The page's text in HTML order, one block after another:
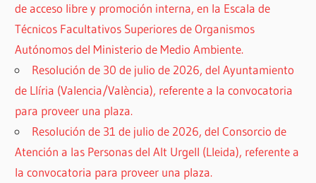
de acceso libre y promoción interna, en la Escala de
Técnicos Facultativos Superiores de Organismos
Autónomos del Ministerio de Medio Ambiente.
Resolución de 30 de julio de 2026, del Ayuntamiento
de Llíria (Valencia/València), referente a la convocatoria
para proveer una plaza.
Resolución de 31 de julio de 2026, del Consorcio de
Atención a las Personas del Alt Urgell (Lleida), referente a
la convocatoria para proveer una plaza.